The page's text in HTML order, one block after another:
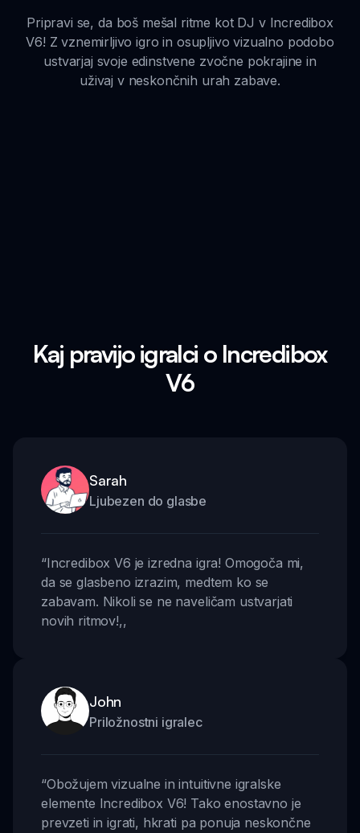
Pripravi se, da boš mešal ritme kot DJ v Incredibox
V6! Z vznemirljivo igro in osupljivo vizualno podobo
ustvarjaj svoje edinstvene zvočne pokrajine in
uživaj v neskončnih urah zabave.
Kaj pravijo igralci o Incredibox
V6
Sarah
Ljubezen do glasbe
“Incredibox V6 je izredna igra! Omogoča mi,
da se glasbeno izrazim, medtem ko se
zabavam. Nikoli se ne naveličam ustvarjati
novih ritmov!,,
John
Priložnostni igralec
“Obožujem vizualne in intuitivne igralske
elemente Incredibox V6! Tako enostavno je
prevzeti in igrati, hkrati pa ponuja neskončne